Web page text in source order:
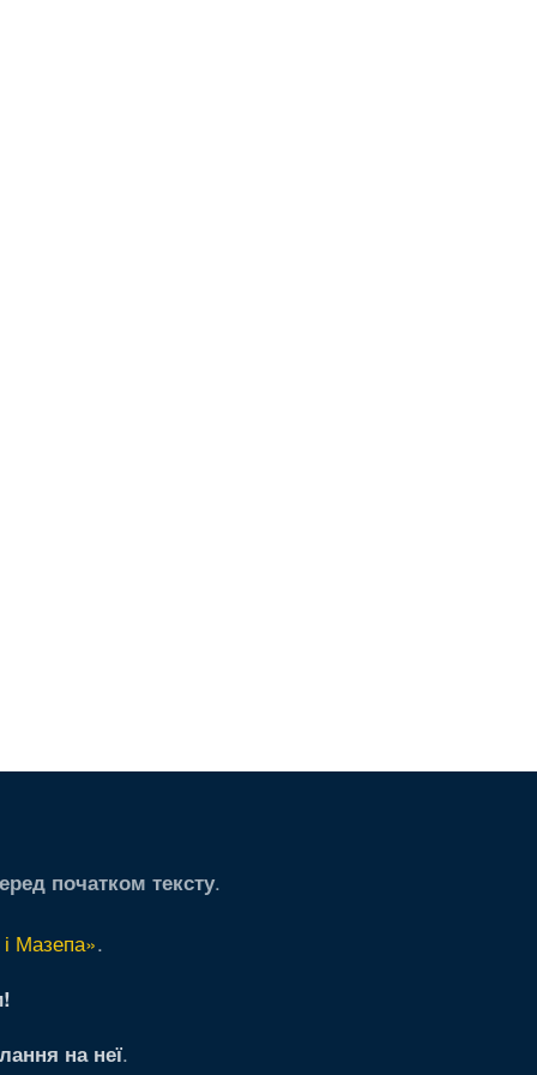
початком тексту.
Мазепа».
на неї.